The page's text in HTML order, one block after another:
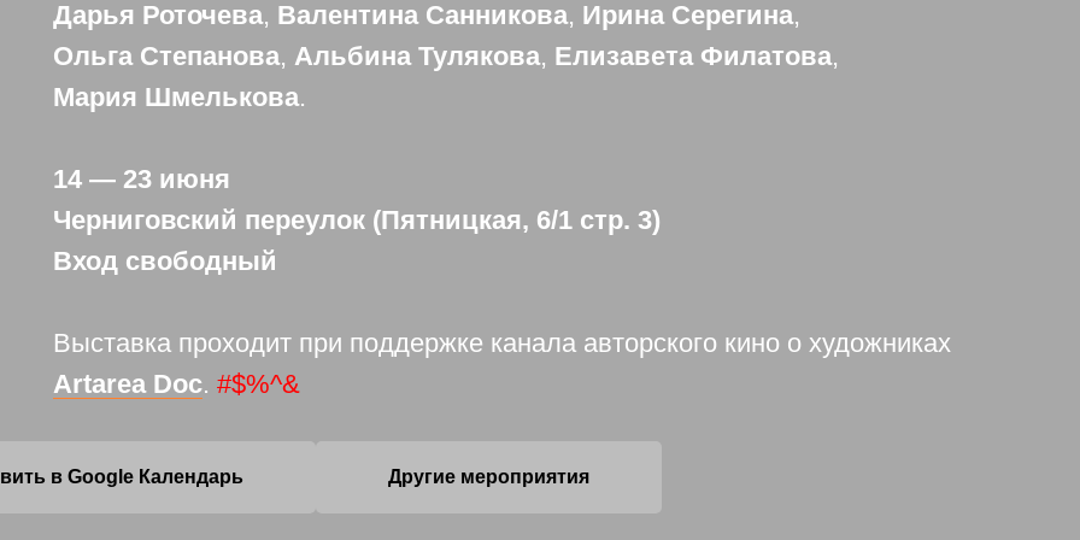
Дарья Роточева, Валентина Санникова, Ирина Серегина,
Ольга Степанова, Альбина Тулякова, Елизавета Филатова,
Мария Шмелькова.
14 — 23 июня
Черниговский переулок (Пятницкая, 6/1 стр. 3)
Вход свободный
Выставка проходит при поддержке канала авторского кино о художниках
Artarea Doc. #$%^&
в Google Календарь Другие мероприятия